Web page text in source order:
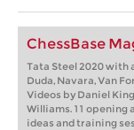
ChessBase
Tata Steel 2020 with
Duda, Navara, Van
Videos by Daniel
Williams. 11
ideas and training